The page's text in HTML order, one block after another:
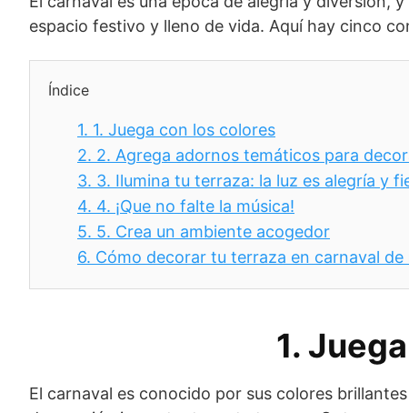
espacio festivo y lleno de vida. Aquí hay cinco
Índice
1. 1. Juega con los colores
2. 2. Agrega adornos temáticos para
3. 3. Ilumina tu terraza: la luz es alegría y
4. 4. ¡Que no falte la música!
5. 5. Crea un ambiente acogedor
6. Cómo decorar tu terraza en carnaval
1.
El carnaval es conocido por sus colores